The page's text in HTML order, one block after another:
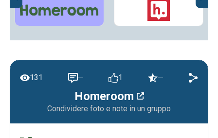
Homeroom
Condividere foto e note in un gruppo
131 — 1 —